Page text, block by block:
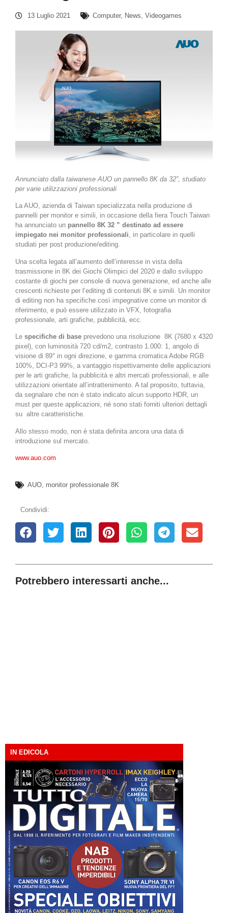
13 Luglio 2021 Computer, News, Videogames
Annunciato dalla taiwanese AUO un pannello 8K da 32”, studiato
per varie utilizzazioni professionali
La AUO, azienda di Taiwan specializzata nella produzione di
pannelli per monitor e simili, in occasione della fiera Touch Taiwan
ha annunciato un pannello 8K 32 ” destinato ad essere
impiegato nei monitor professionali, in particolare in quelli
studiati per post produzione/editing.
Una scelta legata all’aumento dell’interesse in vista della
trasmissione in 8K dei Giochi Olimpici del 2020 e dallo sviluppo
costante di giochi per console di nuova generazione, ed anche alle
crescenti richieste per l’editing di contenuti 8K e simili. Un monitor
di editing non ha specifiche così impegnative come un monitor di
riferimento, e può essere utilizzato in VFX, fotografia
professionale, arti grafiche, pubblicità, ecc.
Le specifiche di base prevedono una risoluzione 8K (7680 x 4320
pixel), con luminosità 720 cd/m2, contrasto 1.000: 1, angolo di
visione di 89° in ogni direzione, e gamma cromatica Adobe RGB
100%, DCI-P3 99%, a vantaggio rispettivamente delle applicazioni
per le arti grafiche, la pubblicità e altri mercati professionali, e alle
utilizzazioni orientate all’intrattenimento. A tal proposito, tuttavia,
da segnalare che non è stato indicato alcun supporto HDR, un
must per queste applicazioni, né sono stati forniti ulteriori dettagli
su altre caratteristiche.
Allo stesso modo, non è stata definita ancora una data di
introduzione sul mercato.
www.auo.com
AUO, monitor professionale 8K
Condividi:
Potrebbero interessarti anche...
IN EDICOLA